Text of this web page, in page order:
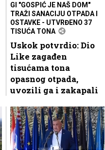
GI "GOSPIĆ JE NAŠ DOM"
TRAŽI SANACIJU OTPADA I
OSTAVKE - UTVRĐENO 37
TISUĆA TONA
Uskok potvrdio: Dio
Like zagađen
tisućama tona
opasnog otpada,
uvozili ga i zakapali